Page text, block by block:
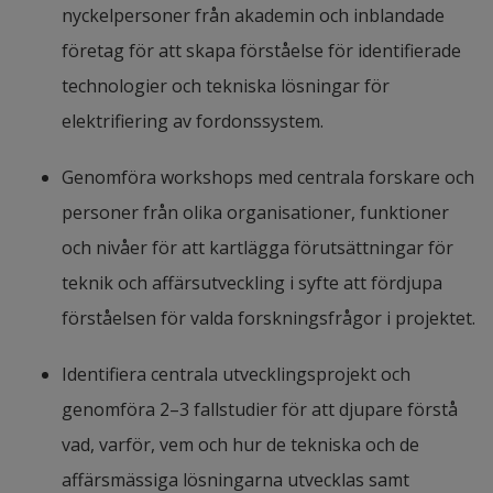
companies, such as FAW, SAIC, Geely, Changan,
Dong- feng, BAIC, GAC, BYD, etc., all of which are
involved in the development of wireless charging
technology, as well as several independent
30 electric vehicle wireless charging equipment
suppliers in China, including Xiamen New Page,
ZTE New Energy, Huawei Technology, Wanan,
Anjie, and Zhonghui.
commercialization of wireless inductive chargiung
is not rapidly growing:
There is a lack of national and international
nyckelpersoner från akademin och inblandade
företag för att skapa förståelse för identifierade
technologier och tekniska lösningar för
elektrifiering av fordonssystem.
Genomföra workshops med centrala forskare och
personer från olika organisationer, funktioner
och nivåer för att kartlägga förutsättningar för
teknik och affärsutveckling i syfte att fördjupa
förståelsen för valda forskningsfrågor i projektet.
Identifiera centrala utvecklingsprojekt och
genomföra 2–3 fallstudier för att djupare förstå
vad, varför, vem och hur de tekniska och de
affärsmässiga lösningarna utvecklas samt